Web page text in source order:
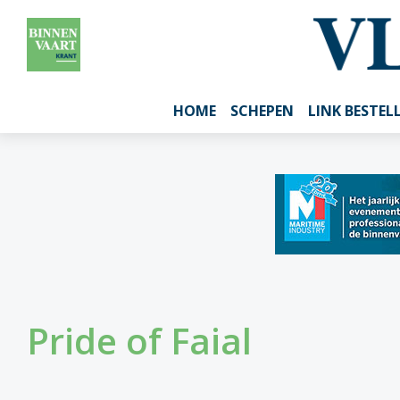
HOME SCHEPEN LINK
Pride of Faial